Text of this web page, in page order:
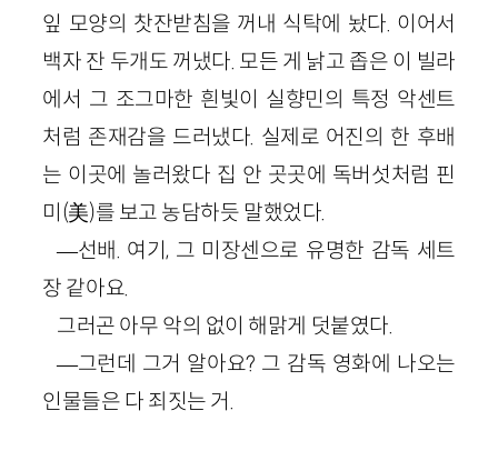
잎 모양의 찻잔받침을 꺼내 식탁에 놨다. 이어서
백자 잔 두개도 꺼냈다. 모든 게 낡고 좁은 이 빌라
에서 그 조그마한 흰빛이 실향민의 특정 악센트
처럼 존재감을 드러냈다. 실제로 어진의 한 후배
는 이곳에 놀러왔다 집 안 곳곳에 독버섯처럼 핀
미(美)를 보고 농담하듯 말했었다.
―선배. 여기, 그 미장센으로 유명한 감독 세트
장 같아요.
그러곤 아무 악의 없이 해맑게 덧붙였다.
―그런데 그거 알아요? 그 감독 영화에 나오는
인물들은 다 죄짓는 거.